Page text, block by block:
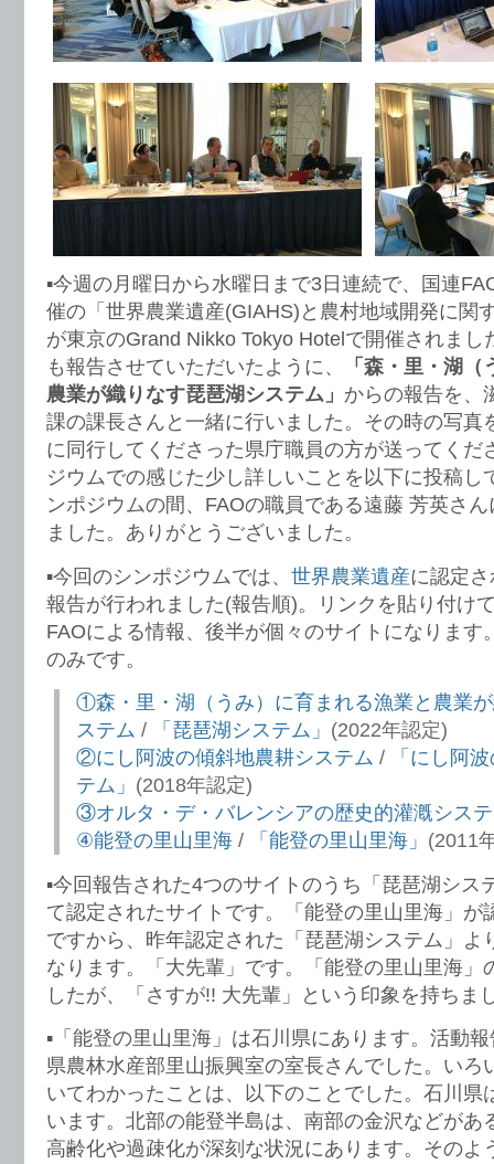
▪️今週の月曜日から水曜日まで3日連続で、国連
催の「世界農業遺産(GIAHS)と農村地域開発に関
が東京のGrand Nikko Tokyo Hotelで開催されまし
も報告させていただいたように、
「森・里・湖
農業が織りなす琵琶湖システム」 からの報告を、
課の課長さんと一緒に行いました。その時の写真
に同行してくださった県庁職員の方が送ってくだ
ジウムでの感じた少し詳しいことを以下に投稿し
ンポジウムの間、FAOの職員である遠藤 芳英さ
ました。ありがとうございました。
▪️今回のシンポジウムでは、 世界農業遺産に認定
報告が行われました(報告順)。リンクを貼り付け
FAOによる情報、後半が個々のサイトになります
のみです。
①森・里・湖（うみ）に育まれる漁業と農業
ステム / 「琵琶湖システム」 (2022年認定)
②にし阿波の傾斜地農耕システム /
「にし阿
テム」 (2018年認定)
③オルタ・デ・バレンシアの歴史的灌漑シス
④能登の里山里海 / 「能登の里山里海」 (2011
▪️今回報告された4つのサイトのうち「琵琶湖シス
て認定されたサイトです。「能登の里山里海」が
ですから、昨年認定された「琵琶湖システム」よ
なります。「大先輩」です。「能登の里山里海」
したが、「さすが!! 大先輩」という印象を持ちま
▪️「能登の里山里海」は石川県にあります。活動
県農林水産部里山振興室の室長さんでした。いろ
いてわかったことは、以下のことでした。石川県
います。北部の能登半島は、南部の金沢などがあ
高齢化や過疎化が深刻な状況にあります。そのよ